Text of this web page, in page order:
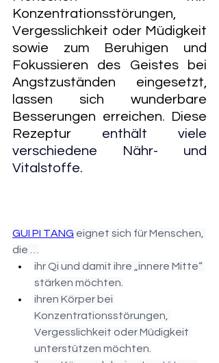
Konzentrationsstörungen,
Vergesslichkeit oder Müdigkeit
sowie zum Beruhigen und
Fokussieren des Geistes bei
Angstzuständen eingesetzt,
lassen sich wunderbare
Besserungen erreichen. Diese
Rezeptur
enthält viele
verschiedene Nähr- und
Vitalstoffe.
GUI PI TANG eignet sich für Menschen,
die …
ihr Qi und damit ihre „innere Mitte“
stärken möchten.
ihren Körper bei
Konzentrationsstörungen,
Vergesslichkeit oder Müdigkeit
unterstützen möchten.